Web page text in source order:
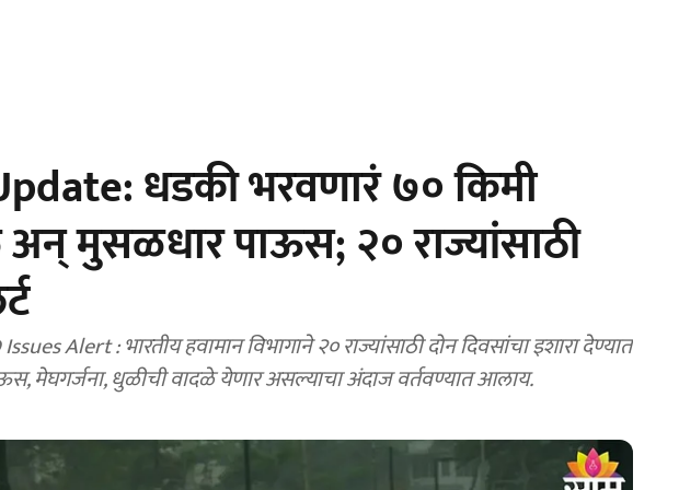
धडकी भरवणारं ७० किमी
मुसळधार पाऊस; २० राज्यांसाठी
मेघगर्जना, धुळीची वादळे येणार असल्याचा अंदाज वर्तवण्यात आलाय.